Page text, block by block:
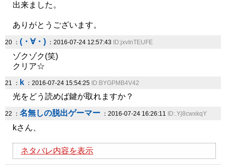
出来ました。
ありがとうございます。
20 ： (・∀・) ：2016-07-24 12:57:43 ID:jxvInTEUFE
ゾクゾク(笑)
クリア☆
21 ： k ：2016-07-24 15:54:25 ID:BYGPMB4V42
光をどう読めば鍵が取れますか？
22 ： 名無しの脱出ゲーマー ：2016-07-24 16:26:11 ID:.Yj8cwxkqY
kさん、
ネタバレ内容を表示